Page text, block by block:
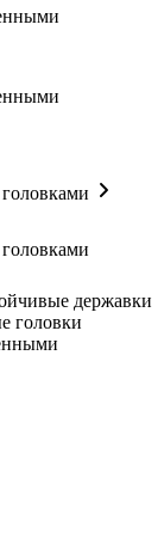
державки
головки